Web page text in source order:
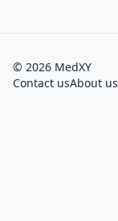
© 2026 MedXY
Contact usAbout us